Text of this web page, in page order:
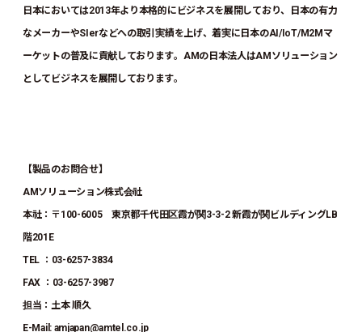
日本においては2013年より本格的にビジネスを展開しており、日本の有力
なメーカーやSIerなどへの取引実績を上げ、着実に日本のAI/IoT/M2Mマ
ーケットの普及に貢献しております。AMの日本法人はAMソリューション
としてビジネスを展開しております。
【製品のお問合せ】
AMソリューション株式会社
本社：〒100-6005 東京都千代田区霞が関3-3-2 新霞が関ビルディングLB
階201E
TEL ：03-6257-3834
FAX ：03-6257-3987
担当：土本 順久
E-Mail: amjapan@amtel.co.jp